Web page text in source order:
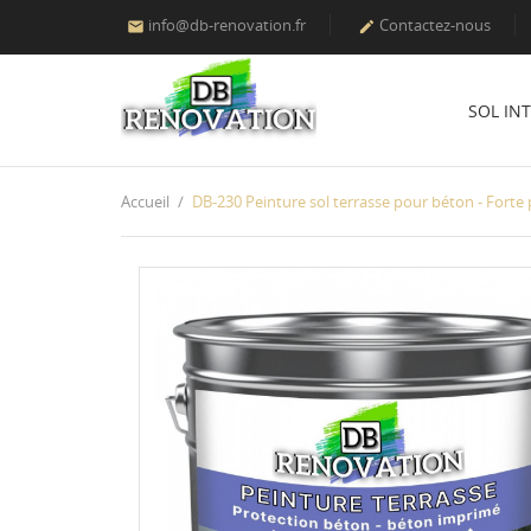
 info@db-renovation.fr  Contactez-nous
SOL
Accueil DB-230 Peinture sol terrasse pour béton -